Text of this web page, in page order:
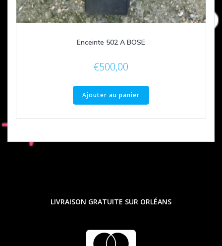
Enceinte 502 A BOSE
€500,00
Ajouter au panier
LIVRAISON GRATUITE SUR ORLÉANS